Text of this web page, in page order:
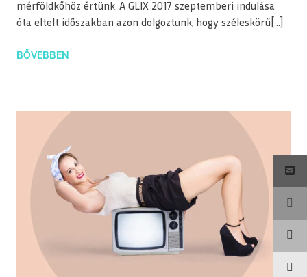
mérföldkőhöz értünk. A GLIX 2017 szeptemberi indulása
óta eltelt időszakban azon dolgoztunk, hogy széleskörű[…]
BŐVEBBEN